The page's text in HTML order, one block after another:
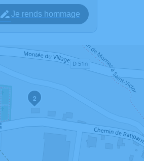
Je rends hommage
2